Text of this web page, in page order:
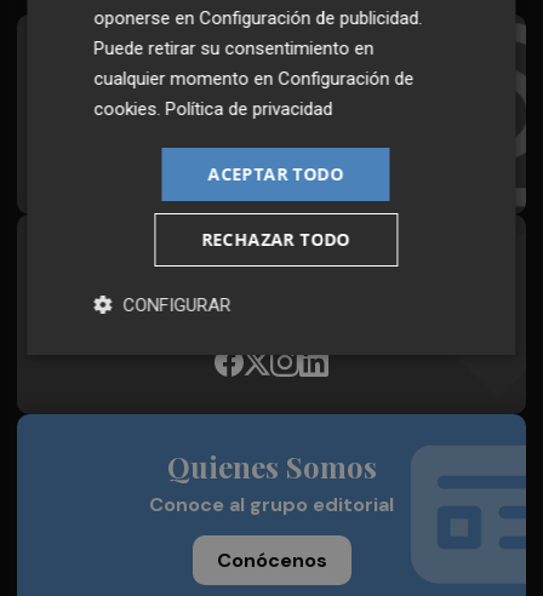
Suscríbete al Boletín
Todos los días a primera hora en tu email
Síguenos en redes
Plaza Podcast, desde cualquier medio
Quienes Somos
Conoce al grupo editorial
Conócenos
oponerse enConfiguración de publicidad.
Puede retirar su consentimiento en
cualquier momento enConfiguración de
cookies.Política de privacidad
ACEPTAR TODO
RECHAZAR TODO
CONFIGURAR